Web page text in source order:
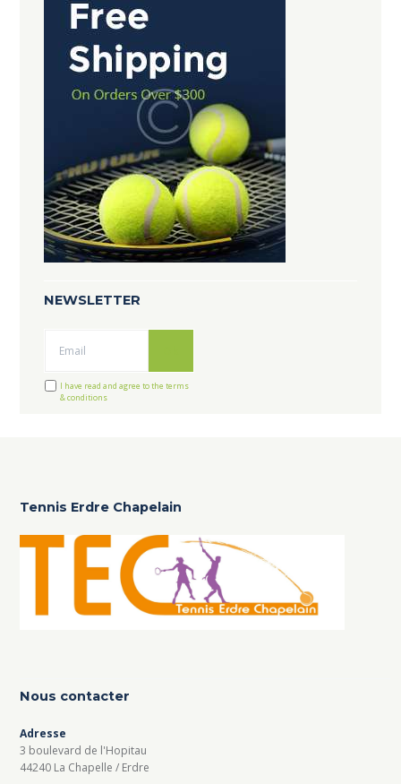
NEWSLETTER
I have read and agree to the terms
& conditions
Tennis Erdre Chapelain
Nous contacter
Adresse
3 boulevard de l'Hopitau
44240 La Chapelle / Erdre